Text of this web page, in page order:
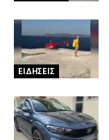
ΕΙΔΗΣΕΙΣ